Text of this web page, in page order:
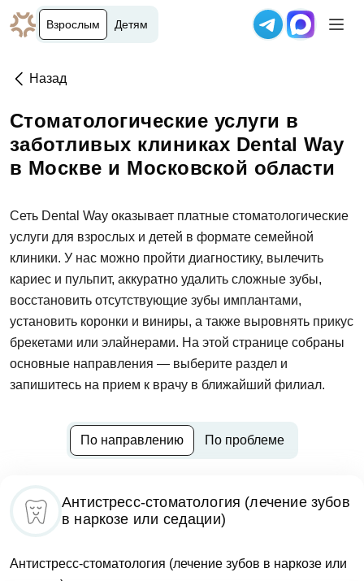
Взрослым Детям
Назад
Стоматологические услуги в
заботливых клиниках Dental Way
в Москве и Московской области
Сеть Dental Way оказывает платные стоматологические
услуги для взрослых и детей в формате семейной
клиники. У нас можно пройти диагностику, вылечить
кариес и пульпит, аккуратно удалить сложные зубы,
восстановить отсутствующие зубы имплантами,
установить коронки и виниры, а также выровнять прикус
брекетами или элайнерами. На этой странице собраны
основные направления — выберите раздел и
запишитесь на прием к врачу в ближайший филиал.
По направлению По проблеме
Антистресс-стоматология (лечение зубов
в наркозе или седации)
Антистресс-стоматология (лечение зубов в наркозе или